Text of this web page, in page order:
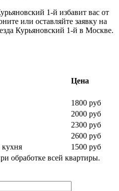
1-й избавит вас от
или оставляйте заявку на
Курьяновский 1-й в Москве.
Цена
1800 руб
2000 руб
2300 руб
2600 руб
кухня
1500 руб
обработке всей квартиры.